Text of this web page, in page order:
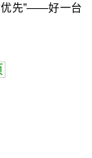
优先”——好一台